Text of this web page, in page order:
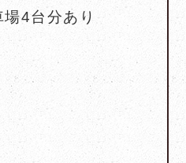
4台分あり